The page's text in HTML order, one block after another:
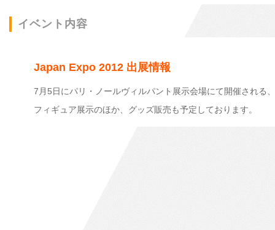
イベント内容
Japan Expo 2012 出展情報
7月5日にパリ・ノールヴィルパント展示会場にて開催される
フィギュア展示のほか、グッズ販売も予定しております。